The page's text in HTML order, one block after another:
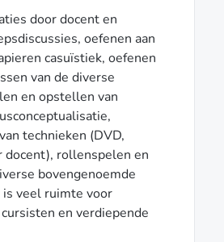
door docent en
oefenen aan
casuïstiek, oefenen
van de diverse
en opstellen van
technieken (DVD,
docent), rollenspelen en
bovengenoemde
is veel ruimte voor
en verdiepende